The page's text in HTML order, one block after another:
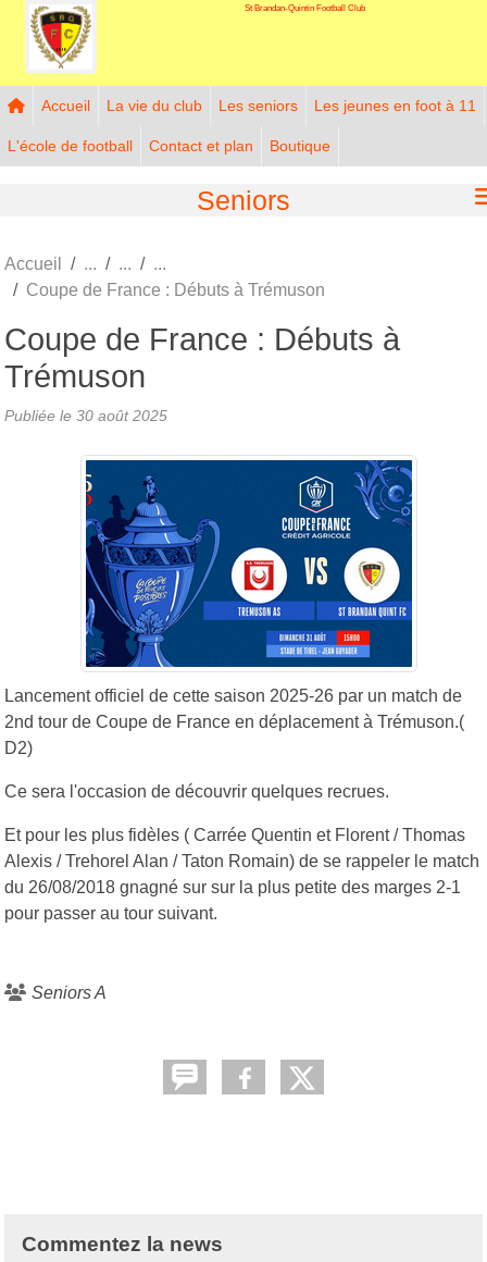
St Brandan-Quintin Football Club
Accueil La vie du club Les seniors Les jeunes en foot à 11
L'école de football Contact et plan Boutique
Seniors
Accueil
Coupe de France : Débuts à Trémuson
Coupe de France : Débuts à
Trémuson
Publiée le 30 août 2025
Lancement officiel de cette saison 2025-26 par un match de
2nd tour de Coupe de France en déplacement à Trémuson.(
D2)
Ce sera l'occasion de découvrir quelques recrues.
Et pour les plus fidèles ( Carrée Quentin et Florent / Thomas
Alexis / Trehorel Alan / Taton Romain) de se rappeler le match
du 26/08/2018 gnagné sur sur la plus petite des marges 2-1
pour passer au tour suivant.
Seniors A
Commentez la news
Panneau de gestion des cookies